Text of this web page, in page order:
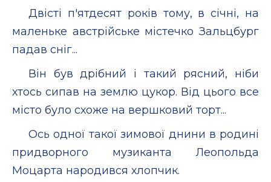
Двісті п'ятдесят років тому, в січні, на
маленьке австрійське містечко Зальцбург
падав сніг...
Він був дрібний і такий рясний, ніби
хтось сипав на землю цукор. Від цього все
місто було схоже на вершковий торт...
Ось одної такої зимової днини в родині
придворного музиканта Леопольда
Моцарта народився хлопчик.